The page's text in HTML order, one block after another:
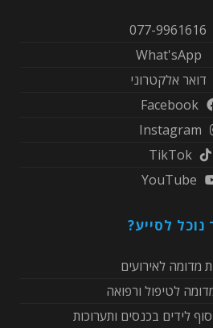
דואר אלקטרוני
Facebook
Instagram
TikTok
YouTube
נוכל לסייע?
מדומה לאירועים
לטיפול ורפואה
לידים בכנסים ותערוכות